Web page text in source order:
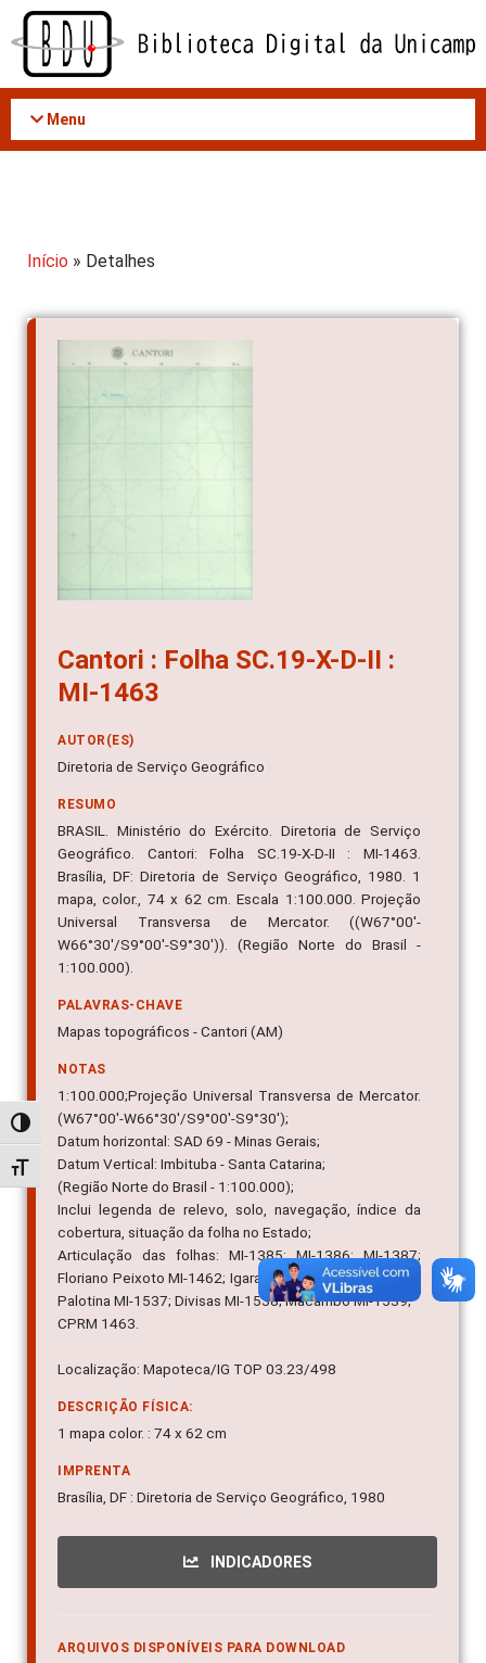
Acessar
conteúdo
Alternar alto contraste
Alternar tamanho da fonte
Menu
Início » Detalhes
Cantori : Folha SC.19-X-D-II :
MI-1463
AUTOR(ES)
Diretoria de Serviço Geográfico
RESUMO
BRASIL. Ministério do Exército. Diretoria de Serviço
Geográfico. Cantori: Folha SC.19-X-D-II : MI-1463.
Brasília, DF: Diretoria de Serviço Geográfico, 1980. 1
mapa, color., 74 x 62 cm. Escala 1:100.000. Projeção
Universal Transversa de Mercator. ((W67°00'-
W66°30'/S9°00'-S9°30')). (Região Norte do Brasil -
1:100.000).
PALAVRAS-CHAVE
Mapas topográficos - Cantori (AM)
NOTAS
1:100.000;Projeção Universal Transversa de Mercator.
(W67°00'-W66°30'/S9°00'-S9°30');
Datum horizontal: SAD 69 - Minas Gerais;
Datum Vertical: Imbituba - Santa Catarina;
(Região Norte do Brasil - 1:100.000);
Inclui legenda de relevo, solo, navegação, índice da
cobertura, situação da folha no Estado;
Articulação das folhas: MI-1385; MI-1386; MI-1387;
Floriano Peixoto MI-1462; Igarapé Macureném MI-1464;
Palotina MI-1537; Divisas MI-1538; Macambo MI-1539;
CPRM 1463.
Localização: Mapoteca/IG TOP 03.23/498
DESCRIÇÃO FÍSICA:
1 mapa color. : 74 x 62 cm
IMPRENTA
Brasília, DF : Diretoria de Serviço Geográfico, 1980
INDICADORES
ARQUIVOS DISPONÍVEIS PARA DOWNLOAD